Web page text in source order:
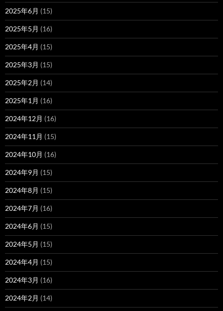
2025年6月 (15)
2025年5月 (16)
2025年4月 (15)
2025年3月 (15)
2025年2月 (14)
2025年1月 (16)
2024年12月 (16)
2024年11月 (15)
2024年10月 (16)
2024年9月 (15)
2024年8月 (15)
2024年7月 (16)
2024年6月 (15)
2024年5月 (15)
2024年4月 (15)
2024年3月 (16)
2024年2月 (14)